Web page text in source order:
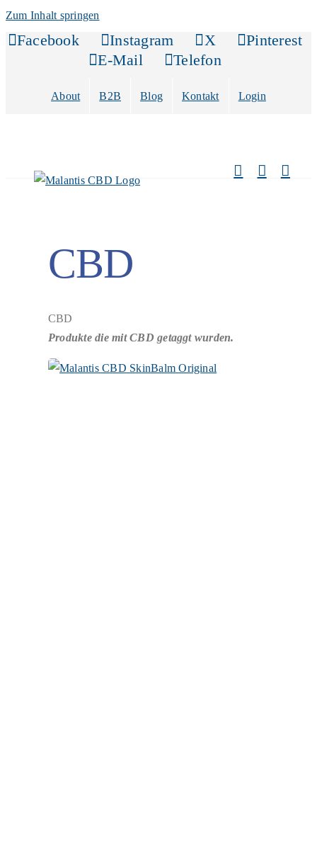
Zum Inhalt springen
Facebook Instagram X
Pinterest
E-Mail
Telefon
About B2B Blog Kontakt Login
CBD
CBD
Produkte die mit CBD getaggt wurden.